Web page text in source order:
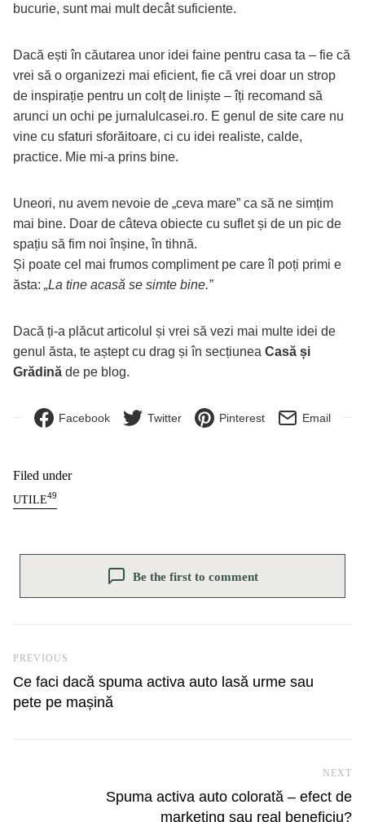
bucurie, sunt mai mult decât suficiente.
Dacă ești în căutarea unor idei faine pentru casa ta – fie că
vrei să o organizezi mai eficient, fie că vrei doar un strop
de inspirație pentru un colț de liniște – îți recomand să
arunci un ochi pe jurnalulcasei.ro. E genul de site care nu
vine cu sfaturi sforăitoare, ci cu idei realiste, calde,
practice. Mie mi-a prins bine.
Uneori, nu avem nevoie de „ceva mare” ca să ne simțim
mai bine. Doar de câteva obiecte cu suflet și de un pic de
spațiu să fim noi înșine, în tihnă.
Și poate cel mai frumos compliment pe care îl poți primi e
ăsta: „La tine acasă se simte bine.”
Dacă ți-a plăcut articolul și vrei să vezi mai multe idei de
genul ăsta, te aștept cu drag și în secțiunea Casă și
Grădină de pe blog.
Facebook Twitter Pinterest Email
Filed under
UTILE49
Be the first to comment
Previous Post
PREVIOUS
Ce faci dacă spuma activa auto lasă urme sau
pete pe mașină
NEXT
Spuma activa auto colorată – efect de
marketing sau real beneficiu?